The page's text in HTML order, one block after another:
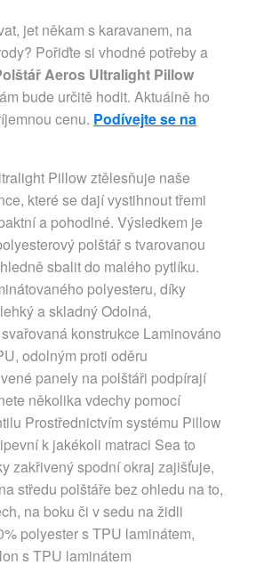
jet někam s karavanem, na
Pořiďte si vhodné potřeby a
Aeros Ultralight Pillow
bude určitě hodit. Aktuálně ho
cenu. Podívejte se na
Pillow ztělesňuje naše
které se dají vystihnout třemi
a pohodlné. Výsledkem je
polštář s tvarovanou
sbalit do malého pytlíku.
polyesteru, díky
a skladný Odolná,
konstrukce Laminováno
odolným proti oděru
panely na polštáři podpírají
několika vdechy pomocí
Prostřednictvím systému Pillow
k jakékoli matraci Sea to
zakřivený spodní okraj zajišťuje,
středu polštáře bez ohledu na to,
na boku či v sedu na židli
polyester s TPU laminátem,
s TPU laminátem